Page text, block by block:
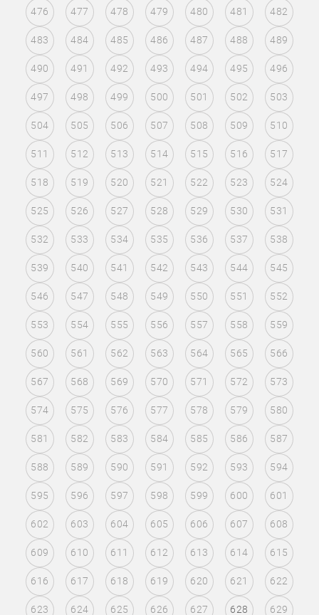
476 477 478 479 480 481 482
483 484 485 486 487 488 489
490 491 492 493 494 495 496
497 498 499 500 501 502 503
504 505 506 507 508 509 510
511 512 513 514 515 516 517
518 519 520 521 522 523 524
525 526 527 528 529 530 531
532 533 534 535 536 537 538
539 540 541 542 543 544 545
546 547 548 549 550 551 552
553 554 555 556 557 558 559
560 561 562 563 564 565 566
567 568 569 570 571 572 573
574 575 576 577 578 579 580
581 582 583 584 585 586 587
588 589 590 591 592 593 594
595 596 597 598 599 600 601
602 603 604 605 606 607 608
609 610 611 612 613 614 615
616 617 618 619 620 621 622
623 624 625 626 627 628 629